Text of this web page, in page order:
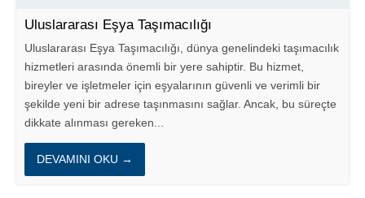
Uluslararası Eşya Taşımacılığı
Uluslararası Eşya Taşımacılığı, dünya genelindeki taşımacılık
hizmetleri arasında önemli bir yere sahiptir. Bu hizmet,
bireyler ve işletmeler için eşyalarının güvenli ve verimli bir
şekilde yeni bir adrese taşınmasını sağlar. Ancak, bu süreçte
dikkate alınması gereken...
DEVAMINI OKU →